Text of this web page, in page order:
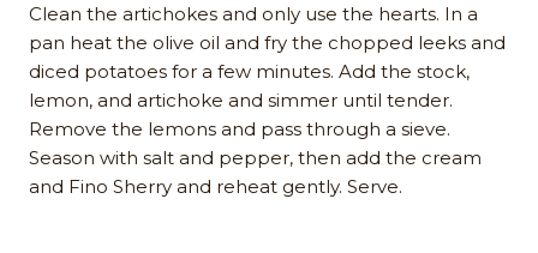
Clean the artichokes and only use the hearts. In a
pan heat the olive oil and fry the chopped leeks and
diced potatoes for a few minutes. Add the stock,
lemon, and artichoke and simmer until tender.
Remove the lemons and pass through a sieve.
Season with salt and pepper, then add the cream
and Fino Sherry and reheat gently. Serve.